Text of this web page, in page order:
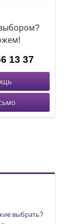
13 37
выбрать?